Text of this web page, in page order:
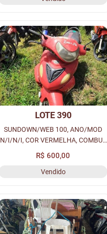
LOTE 390
SUNDOWN/WEB 100, ANO/MOD
N/I/N/I, COR VERMELHA, COMBUS
GASOLINA, PLACA N/I - N/I,
RENAVAM N/I, CHASSI N/I, Nº
MOTOR N/I, LOC. PÁTIO MACEIÓ
R$ 600,00
Vendido